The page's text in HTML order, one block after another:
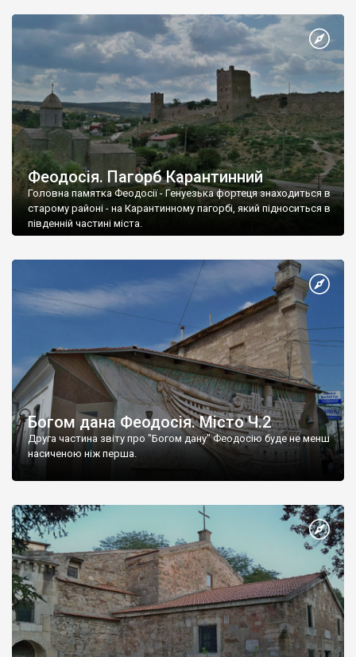
Феодосія. Пагорб Карантинний
Головна памятка Феодосії - Генуезька фортеця знаходиться в
старому районі - на Карантинному пагорбі, який підноситься в
південній частині міста.
Богом дана Феодосія. Місто Ч.2
Друга частина звіту про "Богом дану" Феодосію буде не менш
насиченою ніж перша.